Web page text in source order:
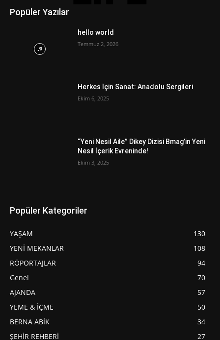
Popüler Yazılar
hello world
Temmuz 2, 2026
Herkes İçin Sanat: Anadolu Sergileri
Ekim 6, 2025
“Yeni Nesil Aile” Dikey Dizisi Bmag’in Yeni
Nesil İçerik Evreninde!
Ekim 3, 2025
Popüler Kategoriler
YAŞAM
130
YENİ MEKANLAR
108
RÖPORTAJLAR
94
Genel
70
AJANDA
57
YEME & İÇME
50
BERNA ABİK
34
ŞEHİR REHBERİ
27